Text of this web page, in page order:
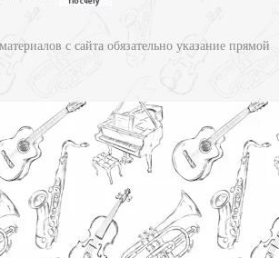
с сайта обязательно указание прямой